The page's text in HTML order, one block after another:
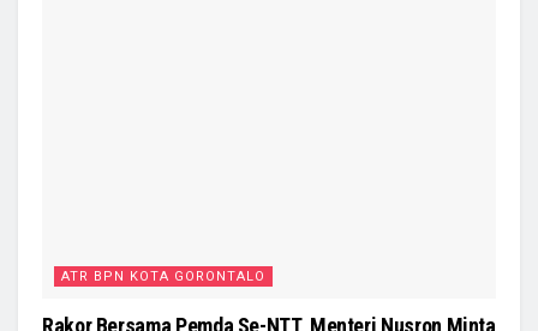
ATR BPN KOTA GORONTALO